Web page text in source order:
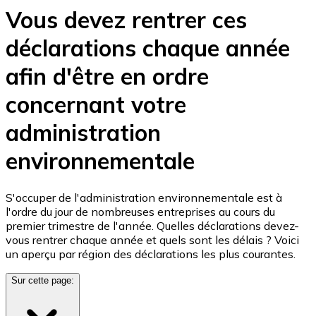
Vous devez rentrer ces
déclarations chaque année
afin d'être en ordre
concernant votre
administration
environnementale
S'occuper de l'administration environnementale est à
l'ordre du jour de nombreuses entreprises au cours du
premier trimestre de l'année. Quelles déclarations devez-
vous rentrer chaque année et quels sont les délais ? Voici
un aperçu par région des déclarations les plus courantes.
Sur cette page: